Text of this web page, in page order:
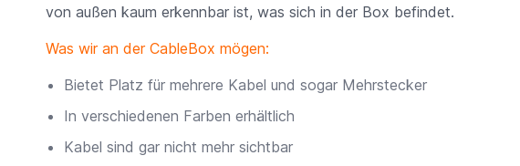
von außen kaum erkennbar ist, was sich in der Box befindet.
Was wir an der CableBox mögen:
Bietet Platz für mehrere Kabel und sogar Mehrstecker
In verschiedenen Farben erhältlich
Kabel sind gar nicht mehr sichtbar